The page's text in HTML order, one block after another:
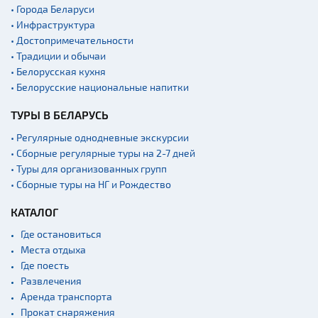
Военная история
Мастер-классы
Квесты
Новости
Родовые усадьбы
Садово-парковая
архитектура
людям
Кладбище
Монастыри
Костелы
• Города Беларуси
• Инфраструктура
• Достопримечательности
• Традиции и обычаи
• Белорусская кухня
• Белорусские национальные напитки
ТУРЫ В БЕЛАРУСЬ
• Регулярные однодневные экскурсии
• Сборные регулярные туры на 2-7 дней
• Туры для организованных групп
• Сборные туры на НГ и Рождество
КАТАЛОГ
Где остановиться
Места отдыха
Где поесть
Развлечения
Аренда транспорта
Прокат снаряжения